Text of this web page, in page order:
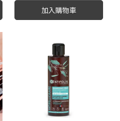
加入購物車